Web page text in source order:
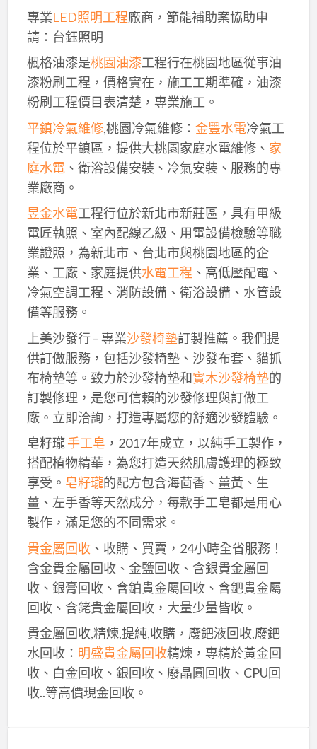
專業LED照明工程廠商，節能補助案協助申
請：台鈺照明
楓格油漆是桃園油漆工程行在桃園地區從事油
漆粉刷工程，價格實在，施工工期準確，油漆
粉刷工程價目表清楚，專業施工。
平鎮冷氣維修,桃園冷氣維修： 金豐水電冷氣工
程位於平鎮區，提供大桃園家庭水電維修、 家
庭水電、衛浴設備安裝、冷氣安裝、服務的專
業廠商。
昱金水電工程行位於新北市新莊區，具有甲級
電匠執照、室內配線乙級、用電設備檢驗等職
業證照，為新北市、台北市與桃園地區的企
業、工廠、家庭提供水電工程 、高低壓配電、
冷氣空調工程、消防設備、衛浴設備、水管設
備等服務。
上美沙發行 – 專業沙發椅墊訂製推薦。我們提
供訂做服務，包括沙發椅墊、沙發布套、貓抓
布椅墊等。致力於沙發椅墊和實木沙發椅墊的
訂製修理，是您可信賴的沙發修理與訂做工
廠。立即洽詢，打造專屬您的舒適沙發體驗。
皂籽瓏手工皂 ，2017年成立，以純手工製作，
搭配植物精華，為您打造天然肌膚護理的極致
享受。 皂籽瓏的配方包含海茴香、薑黃、生
薑、左手香等天然成分，每款手工皂都是用心
製作，滿足您的不同需求。
貴金屬回收、收購、買賣，24小時全省服務！
含金貴金屬回收、金鹽回收、含銀貴金屬回
收、銀膏回收、含鉑貴金屬回收、含鈀貴金屬
回收、含銠貴金屬回收，大量少量皆收。
貴金屬回收,精煉,提純,收購，廢鈀液回收,廢鈀
水回收： 明盛貴金屬回收精煉，專精於黃金回
收、白金回收、銀回收、廢晶圓回收、CPU回
收..等高價現金回收。